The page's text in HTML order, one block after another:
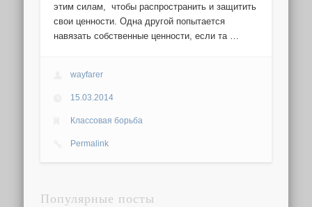
этим силам, чтобы распространить и защитить
свои ценности. Одна другой попытается
навязать собственные ценности, если та …
wayfarer
15.03.2014
Классовая борьба
Permalink
Популярные посты